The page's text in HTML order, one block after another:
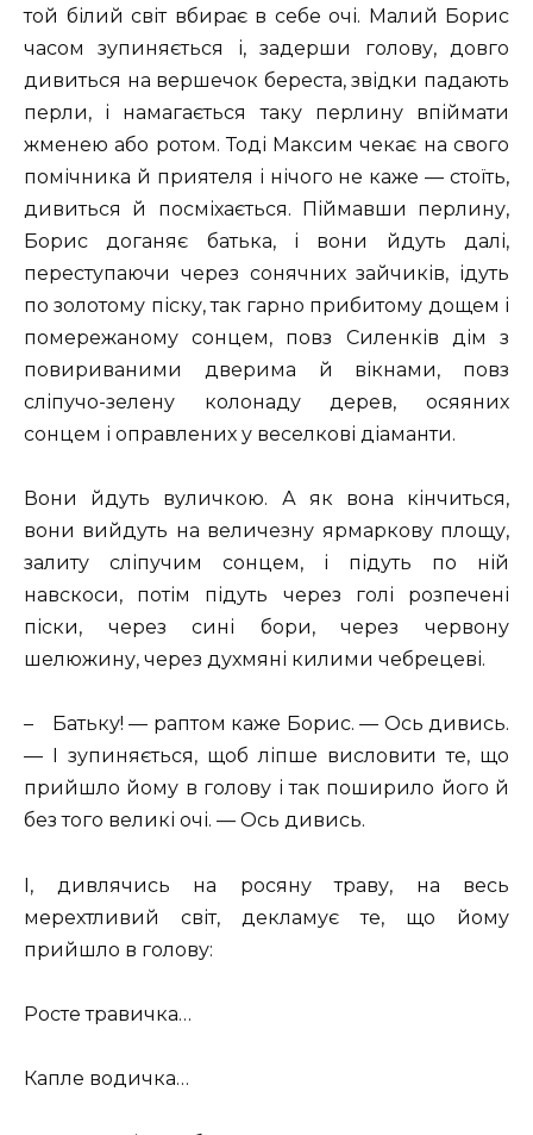
той білий світ вбирає в себе очі. Малий Борис
часом зупиняється і, задерши голову, довго
дивиться на вершечок береста, звідки падають
перли, і намагається таку перлину впіймати
жменею або ротом. Тоді Максим чекає на свого
помічника й приятеля і нічого не каже — стоїть,
дивиться й посміхається. Піймавши перлину,
Борис доганяє батька, і вони йдуть далі,
переступаючи через сонячних зайчиків, ідуть
по золотому піску, так гарно прибитому дощем і
помережаному сонцем, повз Силенків дім з
повириваними дверима й вікнами, повз
сліпучо-зелену колонаду дерев, осяяних
сонцем і оправлених у веселкові діаманти.
Вони йдуть вуличкою. А як вона кінчиться,
вони вийдуть на величезну ярмаркову площу,
залиту сліпучим сонцем, і підуть по ній
навскоси, потім підуть через голі розпечені
піски, через сині бори, через червону
шелюжину, через духмяні килими чебрецеві.
–
Батьку! — раптом каже Борис. — Ось дивись.
— І зупиняється, щоб ліпше висловити те, що
прийшло йому в голову і так поширило його й
без того великі очі. — Ось дивись.
І, дивлячись на росяну траву, на весь
мерехтливий світ, декламує те, що йому
прийшло в голову:
Росте травичка…
Капле водичка…